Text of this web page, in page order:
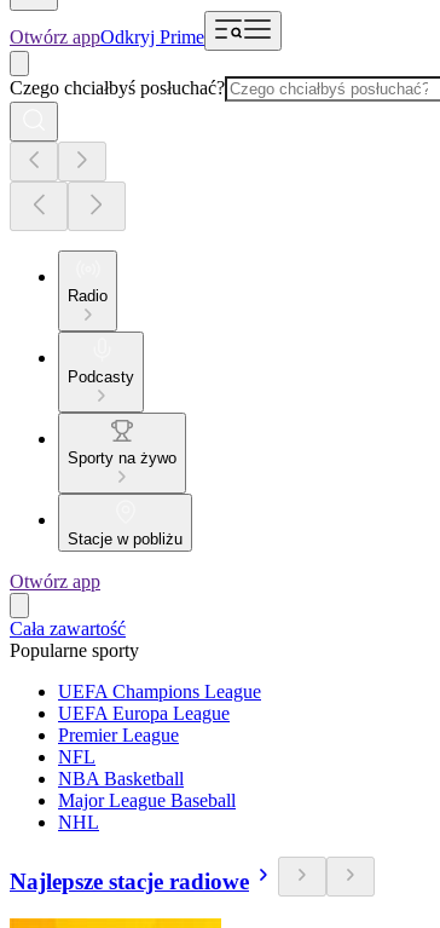
Otwórz appOdkryj Prime
Czego chciałbyś posłuchać?
Radio
Podcasty
Sporty na żywo
Stacje w pobliżu
Otwórz app
Cała zawartość
Popularne sporty
UEFA Champions League
UEFA Europa League
Premier League
NFL
NBA Basketball
Major League Baseball
NHL
Najlepsze stacje radiowe